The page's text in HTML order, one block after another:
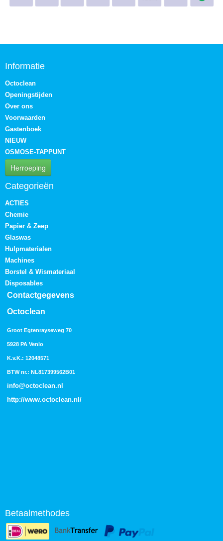
Informatie
Octoclean
Openingstijden
Over ons
Voorwaarden
Gastenboek
NIEUW
OSMOSE-TAPPUNT
Herroeping
Categorieën
ACTIES
Chemie
Papier & Zeep
Glaswas
Hulpmaterialen
Machines
Borstel & Wismateriaal
Disposables
Contactgegevens
Octoclean
Groot Egtenrayseweg 70
5928 PA Venlo
K.v.K.: 12048571
BTW nr.: NL817399562B01
info@octoclean.nl
http://www.octoclean.nl /
Betaalmethodes